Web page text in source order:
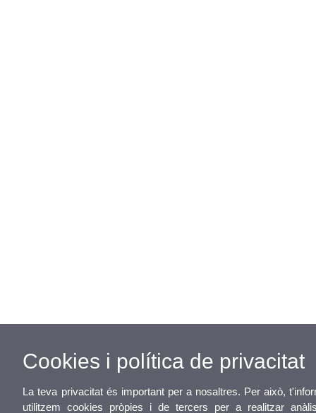
Cookies i política de privacitat
La teva privacitat és important per a nosaltres. Per això,
utilitzem cookies pròpies i de tercers per a realitzar